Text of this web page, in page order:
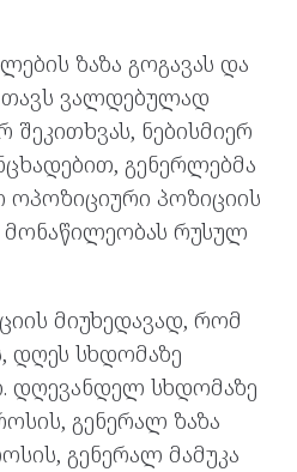
ზაზა გოგავას და
თავს ვალდებულად
ნებისმიერ
გენერლებმა
პოზიციის
რუსულ
მიუხედავად, რომ
დღეს სხდომაზე
დღევანდელ სხდომაზე
გენერალ ზაზა
გენერალ მამუკა